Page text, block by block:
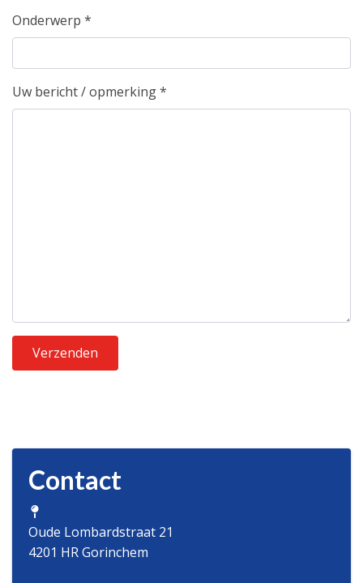
Onderwerp *
Uw bericht / opmerking*
Verzenden
Contact
Oude Lombardstraat 21
4201 HR Gorinchem